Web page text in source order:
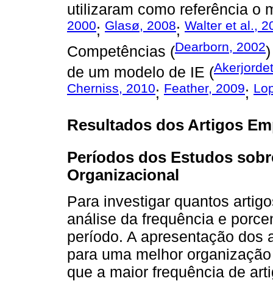
utilizaram como referência o
2000; Glasø, 2008; Walter et al.,
Competências (Dearborn, 2002
de um modelo de IE (
Cherniss, 2010; Feather, 2009;
Resultados dos Artigos
Períodos dos Estudos
Organizacional
Para investigar quantos
análise da frequência e
período. A apresentação dos
para uma melhor
que a maior frequência de